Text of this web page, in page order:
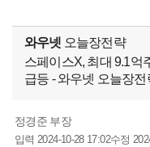
와우넷 오늘장전략
스페이스X, 최대 9.1억
급등 - 와우넷 오늘장전
정경준 부장
입력2024-10-28 17:02수정